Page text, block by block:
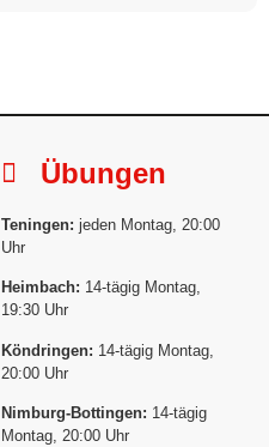
Übungen
Teningen: jeden Montag, 20:00
Uhr
Heimbach: 14-tägig Montag,
19:30 Uhr
Köndringen: 14-tägig Montag,
20:00 Uhr
Nimburg-Bottingen: 14-tägig
Montag, 20:00 Uhr